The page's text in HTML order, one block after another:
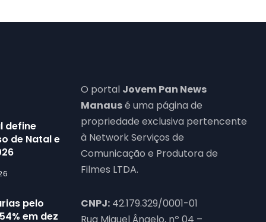
define
de Natal e
pelo
em dez
O portal Jovem Pan News
Manausé uma página de
propriedade exclusiva pertencente
à Network Serviços de
Comunicação e Produtora de
Filmes LTDA.
CNPJ:42.179.329/0001-01
Rua Miguel Ângelo, nº 04 –